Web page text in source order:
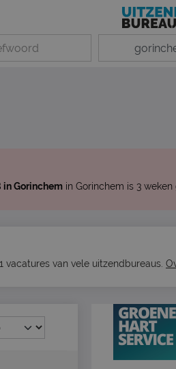
Gorinchem in Gorinchem is 3
vacatures van vele uitzendbureaus.